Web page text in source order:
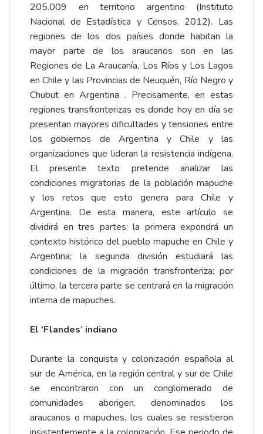
205.009 en territorio argentino (Instituto
Nacional de Estadística y Censos, 2012). Las
regiones de los dos países donde habitan la
mayor parte de los araucanos son en las
Regiones de La Araucanía, Los Ríos y Los Lagos
en Chile y las Provincias de Neuquén, Río Negro y
Chubut en Argentina . Precisamente, en estas
regiones transfronterizas es donde hoy en día se
presentan mayores dificultades y tensiones entre
los gobiernos de Argentina y Chile y las
organizaciones que lideran la resistencia indígena.
El presente texto pretende analizar las
condiciones migratorias de la población mapuche
y los retos que esto genera para Chile y
Argentina. De esta manera, este artículo se
dividirá en tres partes: la primera expondrá un
contexto histórico del pueblo mapuche en Chile y
Argentina; la segunda división estudiará las
condiciones de la migración transfronteriza; por
último, la tercera parte se centrará en la migración
interna de mapuches.
El ‘Flandes’ indiano
Durante la conquista y colonización española al
sur de América, en la región central y sur de Chile
se encontraron con un conglomerado de
comunidades aborigen, denominados los
araucanos o mapuches, los cuales se resistieron